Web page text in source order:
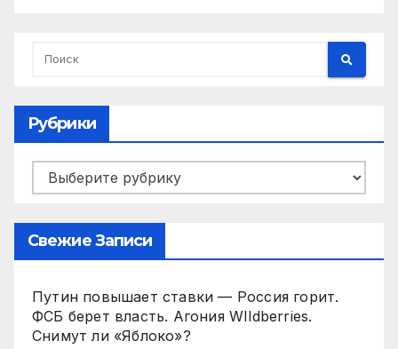
Рубрики
Рубрики
Свежие Записи
Путин повышает ставки — Россия горит.
ФСБ берет власть. Агония WIldberries.
Снимут ли «Яблоко»?